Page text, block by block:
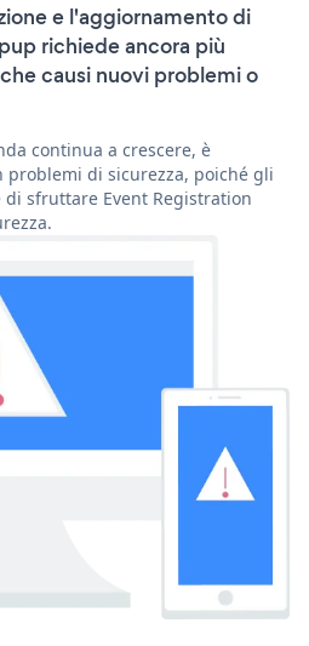
e l'aggiornamento di
richiede ancora più
causi nuovi problemi o
continua a crescere, è
di sicurezza, poiché gli
sfruttare Event Registration